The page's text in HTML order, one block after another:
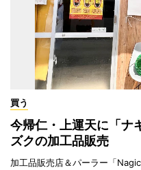
買う
今帰仁・上運天に「
ズクの加工品販売
加工品販売店＆パーラー「